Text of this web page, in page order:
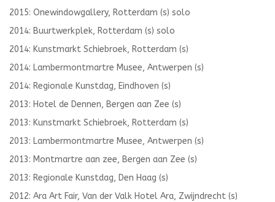
2015: Onewindowgallery, Rotterdam (s) solo
2014: Buurtwerkplek, Rotterdam (s) solo
2014: Kunstmarkt Schiebroek, Rotterdam (s)
2014: Lambermontmartre Musee, Antwerpen (s)
2014: Regionale Kunstdag, Eindhoven (s)
2013: Hotel de Dennen, Bergen aan Zee (s)
2013: Kunstmarkt Schiebroek, Rotterdam (s)
2013: Lambermontmartre Musee, Antwerpen (s)
2013: Montmartre aan zee, Bergen aan Zee (s)
2013: Regionale Kunstdag, Den Haag (s)
2012: Ara Art Fair, Van der Valk Hotel Ara, Zwijndrecht (s)